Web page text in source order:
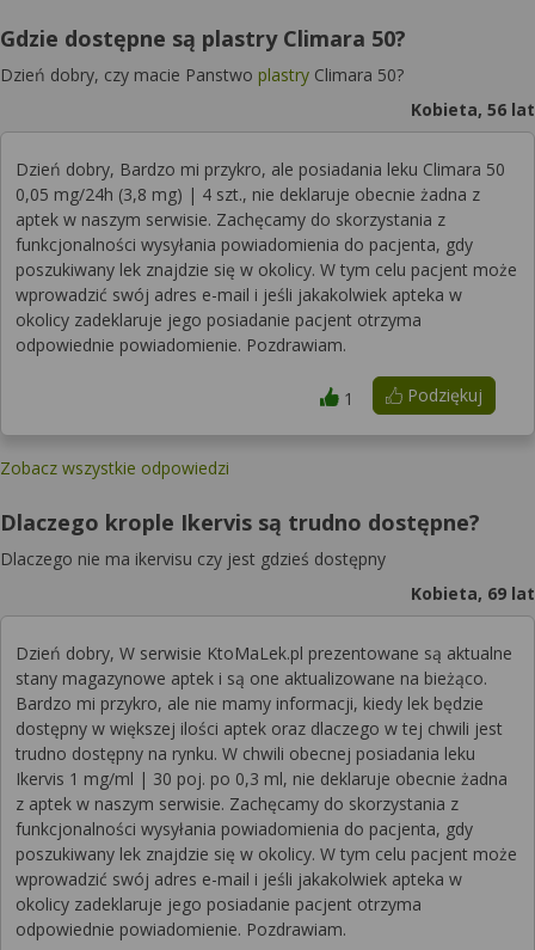
Gdzie dostępne są plastry Climara 50?
Dzień dobry, czy macie Panstwo plastry Climara 50?
Kobieta, 56 lat
Dzień dobry, Bardzo mi przykro, ale posiadania leku Climara 50
0,05 mg/24h (3,8 mg) | 4 szt., nie deklaruje obecnie żadna z
aptek w naszym serwisie. Zachęcamy do skorzystania z
funkcjonalności wysyłania powiadomienia do pacjenta, gdy
poszukiwany lek znajdzie się w okolicy. W tym celu pacjent może
wprowadzić swój adres e-mail i jeśli jakakolwiek apteka w
okolicy zadeklaruje jego posiadanie pacjent otrzyma
odpowiednie powiadomienie. Pozdrawiam.
Podziękuj
1
Zobacz wszystkie odpowiedzi
Dlaczego krople Ikervis są trudno dostępne?
Dlaczego nie ma ikervisu czy jest gdzieś dostępny
Kobieta, 69 lat
Dzień dobry, W serwisie KtoMaLek.pl prezentowane są aktualne
stany magazynowe aptek i są one aktualizowane na bieżąco.
Bardzo mi przykro, ale nie mamy informacji, kiedy lek będzie
dostępny w większej ilości aptek oraz dlaczego w tej chwili jest
trudno dostępny na rynku. W chwili obecnej posiadania leku
Ikervis 1 mg/ml | 30 poj. po 0,3 ml, nie deklaruje obecnie żadna
z aptek w naszym serwisie. Zachęcamy do skorzystania z
funkcjonalności wysyłania powiadomienia do pacjenta, gdy
poszukiwany lek znajdzie się w okolicy. W tym celu pacjent może
wprowadzić swój adres e-mail i jeśli jakakolwiek apteka w
okolicy zadeklaruje jego posiadanie pacjent otrzyma
odpowiednie powiadomienie. Pozdrawiam.